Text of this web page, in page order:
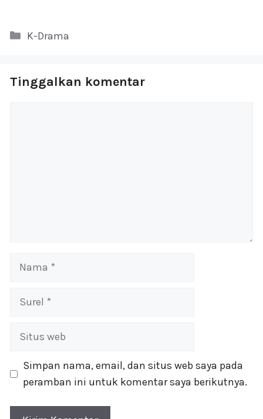
Kategori
K-Drama
Tinggalkan komentar
Nama
Surel
Situs
Simpan nama, email, dan situs web saya pada
peramban ini untuk komentar saya berikutnya.